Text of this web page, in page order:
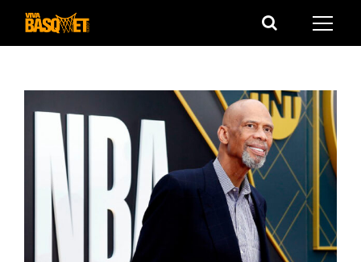
Saltar